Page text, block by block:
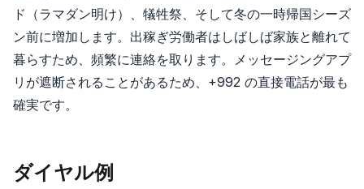
ド（ラマダン明け）、犠牲祭、そして冬の一時帰国シーズ
ン前に増加します。出稼ぎ労働者はしばしば家族と離れて
暮らすため、頻繁に連絡を取ります。メッセージングアプ
リが遮断されることがあるため、+992 の直接電話が最も
確実です。
ダイヤル例